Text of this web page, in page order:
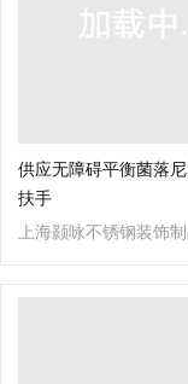
供应无障碍平衡菌落
扶手
上海颢咏不锈钢装饰
公司